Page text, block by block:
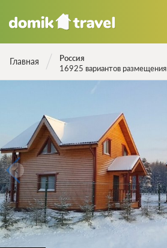
Главная
Россия
16925 вариантов размещения